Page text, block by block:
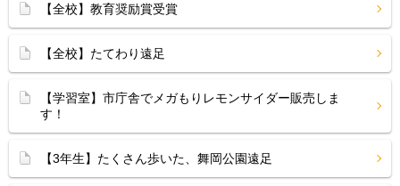
【全校】教育奨励賞受賞
【全校】たてわり遠足
【学習室】市庁舎でメガもりレモンサイダー販売しま
す！
【3年生】たくさん歩いた、舞岡公園遠足